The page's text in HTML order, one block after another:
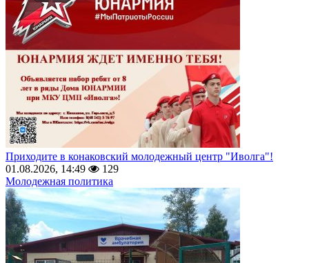
Приходите в конаковский молодежный центр "Иволга"!
01.08.2026, 14:49
129
Молодежная политика